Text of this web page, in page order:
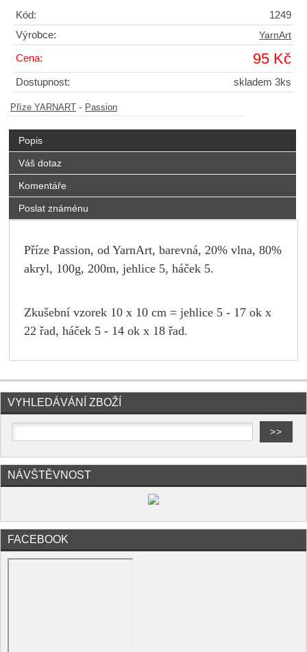
Kód:
1249
Výrobce:
YarnArt
Cena: 95 Kč
Dostupnost: skladem 3ks
Příze YARNART - Passion
Popis
Váš dotaz
Komentáře
Poslat známénu
Příze Passion, od YarnArt, barevná, 20% vlna, 80%
akryl, 100g, 200m, jehlice 5, háček 5.
Zkušební vzorek 10 x 10 cm = jehlice 5 - 17 ok x
22 řad, háček 5 - 14 ok x 18 řad.
VYHLEDÁVÁNÍ ZBOŽÍ
NÁVŠTĚVNOST
FACEBOOK